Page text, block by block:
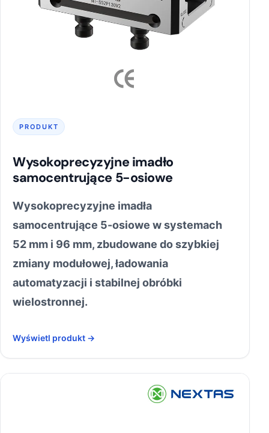
PRODUKT
Wysokoprecyzyjne imadło
samocentrujące 5-osiowe
Wysokoprecyzyjne imadła
samocentrujące 5-osiowe w systemach
52 mm i 96 mm, zbudowane do szybkiej
zmiany modułowej, ładowania
automatyzacji i stabilnej obróbki
wielostronnej.
Wyświetl produkt →